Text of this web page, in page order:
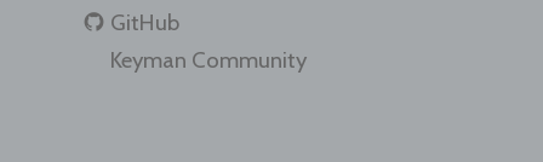
GitHub
Keyman Community